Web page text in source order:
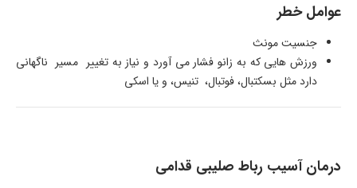
عوامل خطر
جنسیت مونث
ورزش هایی که به زانو فشار می آورد و نیاز به تغییر مسیر ناگهانی
دارد مثل بسکتبال، فوتبال، تنیس، و یا اسکی
درمان آسیب رباط صلیبی قدامی